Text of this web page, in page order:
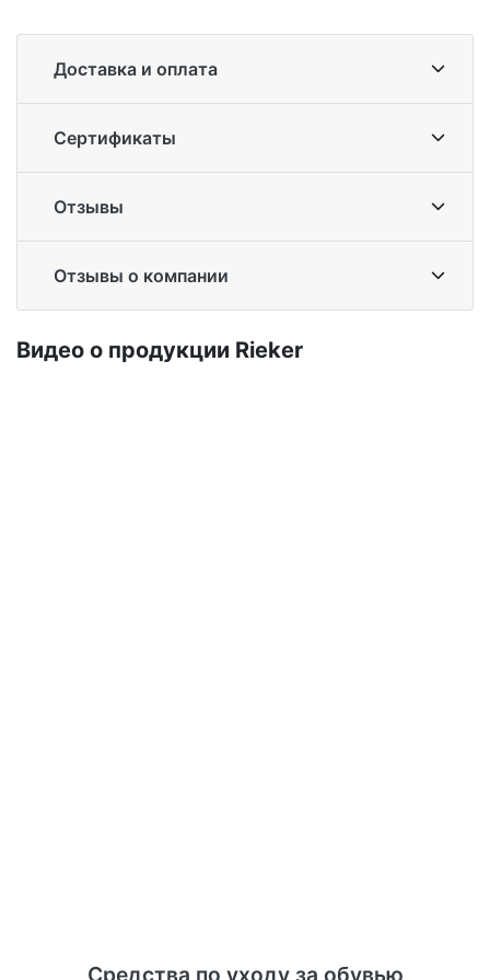
Доставка и оплата
Сертификаты
Отзывы
Отзывы о компании
Ви­део о про­дук­ции Ri­eker
Средства по уходу за обувью